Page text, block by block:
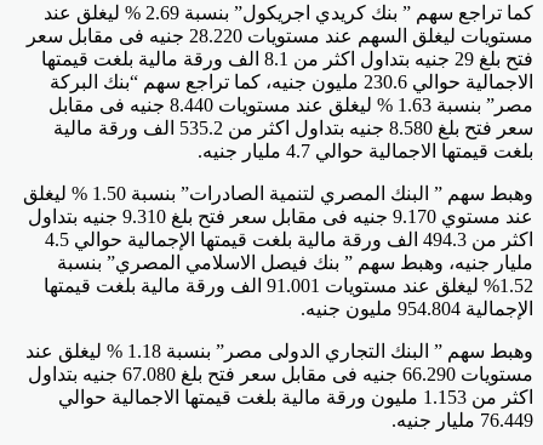
كما تراجع سهم ” بنك كريدي اجريكول” بنسبة 2.69 % ليغلق عند
مستويات ليغلق السهم عند مستويات 28.220 جنيه فى مقابل سعر
فتح بلغ 29 جنيه بتداول اكثر من 8.1 الف ورقة مالية بلغت قيمتها
الاجمالية حوالي 230.6 مليون جنيه، كما تراجع سهم “بنك البركة
مصر” بنسبة 1.63 % ليغلق عند مستويات 8.440 جنيه فى مقابل
سعر فتح بلغ 8.580 جنيه بتداول اكثر من 535.2 الف ورقة مالية
بلغت قيمتها الاجمالية حوالي 4.7 مليار جنيه.
وهبط سهم ” البنك المصري لتنمية الصادرات” بنسبة 1.50 % ليغلق
عند مستوي 9.170 جنيه فى مقابل سعر فتح بلغ 9.310 جنيه بتداول
اكثر من 494.3 الف ورقة مالية بلغت قيمتها الإجمالية حوالي 4.5
مليار جنيه، وهبط سهم ” بنك فيصل الاسلامي المصري” بنسبة
1.52% ليغلق عند مستويات 91.001 الف ورقة مالية بلغت قيمتها
الإجمالية 954.804 مليون جنيه.
وهبط سهم ” البنك التجاري الدولى مصر” بنسبة 1.18 % ليغلق عند
مستويات 66.290 جنيه فى مقابل سعر فتح بلغ 67.080 جنيه بتداول
اكثر من 1.153 مليون ورقة مالية بلغت قيمتها الاجمالية حوالي
76.449 مليار جنيه.